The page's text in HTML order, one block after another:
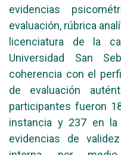
evidencias
evaluación, rúbrica
licenciatura de la
Universidad San
coherencia con el
de evaluación
participantes fueron
instancia y 237 en la
evidencias de